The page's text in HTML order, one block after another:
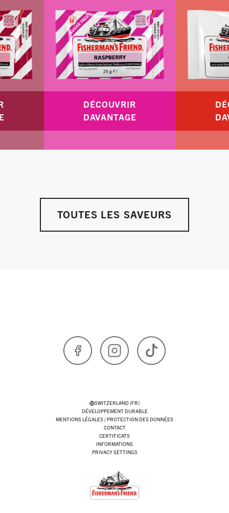
DÉCOUVRIR
DAVANTAGE
TOUTES LES SAVEURS
SWITZERLAND (FR)
DÉVELOPPEMENT DURABLE
MENTIONS LÉGALES / PROTECTION DES DONNÉES
CONTACT
CERTIFICATS
INFORMATIONS
PRIVACY SETTINGS